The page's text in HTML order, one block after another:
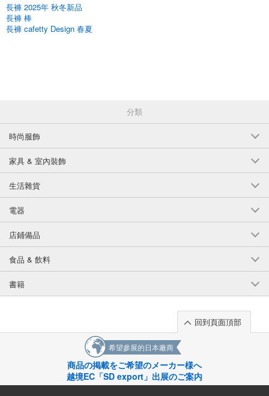
長褲 2025年 秋冬新品
長褲 棒
長褲 cafetty Design 春夏
分類
時尚服飾
家具 & 室內裝飾
生活雜貨
電器
店鋪備品
食品 & 飲料
書籍
回到頁面頂部
希望參展的日本廠商
商品の掲載をご希望のメーカー様へ
越境EC「SD export」出展のご案内